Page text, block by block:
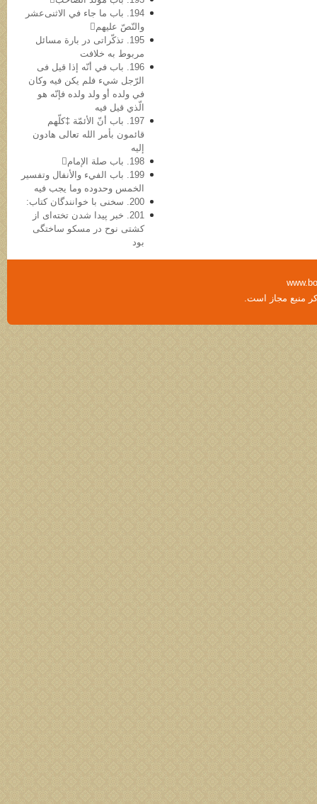
194. باب ما جاء في الاثنی‌عشر
والنّصّ علیهم
195. تذکّراتی در بارة مسائل
مربوط به خلافت
196. باب في أنّه إذا قیل فی
الرّجل شيء فلم یکن فیه وکان
في ولده أو ولد ولده فإنّه هو
الّذي قیل فیه
197. باب أنّ الأئمّة ‡کلّهم
قائمون بأمر الله تعالی هادون
إلیه
198. باب صلة الإمام
199. باب الفيء والأنفال وتفسیر
الخمس وحدوده وما یجب فیه
200. سخنی با خوانندگان کتاب:
201. خبر پیدا شدن تخته‌ای از
کشتی نوح در مسکو ساختگی
بود
منبع مجاز است.